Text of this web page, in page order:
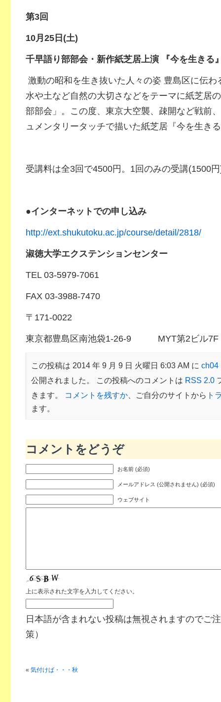
第3回
10月25日(土)
千早語り部部会・新作紙芝居上演 『今を生きる
激動の昭和を生き抜いた人々の姿 豊島区に伝
水や土など自然の大切さなどをテーマに紙芝居
部部会」。この度、東京大空襲、疎開など戦前
ュメンタリータッチで描いた紙芝居『今を生き
受講料は全3回で4500円。1回のみの受講(1500
●インターネットでの申し込み
http://ext.shukutoku.ac.jp/course/detail/2818/
淑徳大学エクステンションセンター
TEL 03-5979-7061
FAX 03-3988-7470
〒171-0022
東京都豊島区南池袋1-26-9 MYT第2ビル7F
この投稿は 2014 年 9 月 9 日 火曜日 6:03 AM に ch04
公開されました。 この投稿へのコメントは RSS 2.0
きます。
コメントを残すか、ご自分のサイトから ト
ます。
コメントをどうぞ
お名前 (必須)
メールアドレス (公開されません) (必須)
ウェブサイト
上に表示された文字を入力してください。
日本語が含まれない投稿は無視されますのでご
策）
« 気付けば・・・秋